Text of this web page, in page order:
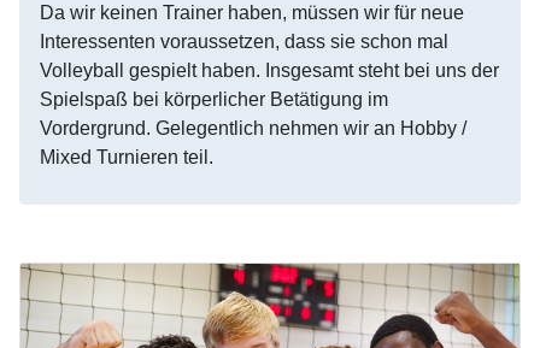
Da wir keinen Trainer haben, müssen wir für neue
Interessenten voraussetzen, dass sie schon mal
Volleyball gespielt haben. Insgesamt steht bei uns der
Spielspaß bei körperlicher Betätigung im
Vordergrund. Gelegentlich nehmen wir an Hobby /
Mixed Turnieren teil.